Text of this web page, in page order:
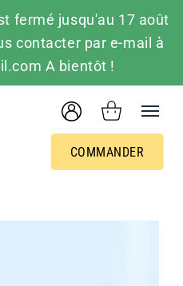
fermé jusqu'au 17 août
contacter par e-mail à
A bientôt !
COMMANDER